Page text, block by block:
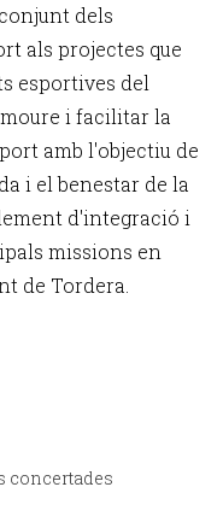
dels
als projectes que
esportives del
i facilitar la
amb l'objectiu de
i el benestar de la
d'integració i
missions en
de Tordera.
concertades